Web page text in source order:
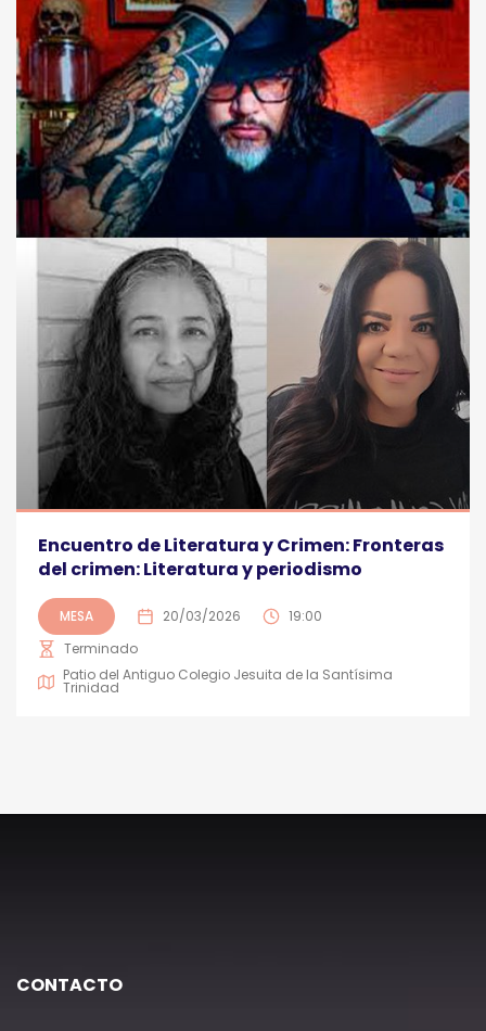
Encuentro de Literatura y Crimen: Fronteras
del crimen: Literatura y periodismo
MESA 20/03/2026
19:00
Terminado
Patio del Antiguo Colegio Jesuita de la Santísima
Trinidad
CONTACTO